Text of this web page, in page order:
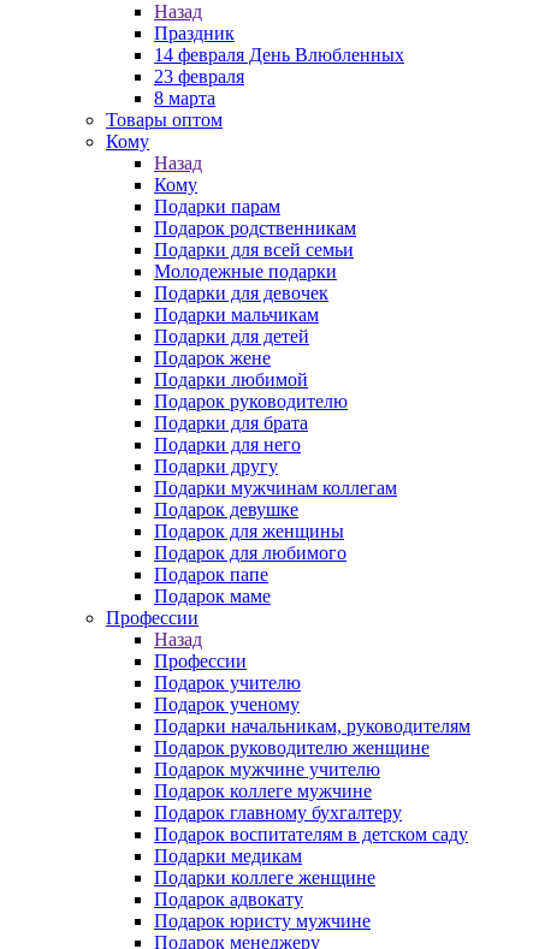
Назад
Праздник
14 февраля День Влюбленных
23 февраля
8 марта
Товары оптом
Кому
Назад
Кому
Подарки парам
Подарок родственникам
Подарки для всей семьи
Молодежные подарки
Подарки для девочек
Подарки мальчикам
Подарки для детей
Подарок жене
Подарки любимой
Подарок руководителю
Подарки для брата
Подарки для него
Подарки другу
Подарки мужчинам коллегам
Подарок девушке
Подарок для женщины
Подарок для любимого
Подарок папе
Подарок маме
Профессии
Назад
Профессии
Подарок учителю
Подарок ученому
Подарки начальникам, руководителям
Подарок руководителю женщине
Подарок мужчине учителю
Подарок коллеге мужчине
Подарок главному бухгалтеру
Подарок воспитателям в детском саду
Подарки медикам
Подарки коллеге женщине
Подарок адвокату
Подарок юристу мужчине
Подарок менеджеру